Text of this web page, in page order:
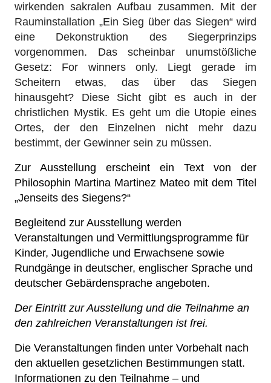
wirkenden sakralen Aufbau zusammen. Mit der
Rauminstallation „Ein Sieg über das Siegen“ wird
eine Dekonstruktion des Siegerprinzips
vorgenommen. Das scheinbar unumstößliche
Gesetz: For winners only. Liegt gerade im
Scheitern etwas, das über das Siegen
hinausgeht? Diese Sicht gibt es auch in der
christlichen Mystik. Es geht um die Utopie eines
Ortes, der den Einzelnen nicht mehr dazu
bestimmt, der Gewinner sein zu müssen.
Zur Ausstellung erscheint ein Text von der
Philosophin Martina Martinez Mateo mit dem Titel
„Jenseits des Siegens?“
Begleitend zur Ausstellung werden
Veranstaltungen und Vermittlungsprogramme für
Kinder, Jugendliche und Erwachsene sowie
Rundgänge in deutscher, englischer Sprache und
deutscher Gebärdensprache angeboten.
Der Eintritt zur Ausstellung und die Teilnahme an
den zahlreichen Veranstaltungen ist frei.
Die Veranstaltungen finden unter Vorbehalt nach
den aktuellen gesetzlichen Bestimmungen statt.
Informationen zu den Teilnahme – und